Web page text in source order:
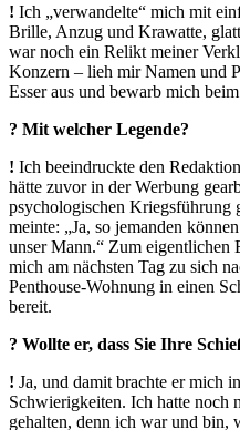
! Ich „verwandelte“ mich mit
Brille, Anzug und Krawatte,
war noch ein Relikt meiner
Konzern – lieh mir Namen und
Esser aus und bewarb mich
? Mit welcher Legende?
! Ich beeindruckte den
hätte zuvor in der Werbung
psychologischen Kriegsführung
meinte: „Ja, so jemanden
unser Mann.“ Zum eigentlichen
mich am nächsten Tag zu sich
Penthouse-Wohnung in einen
bereit.
? Wollte er, dass Sie Ihre
! Ja, und damit brachte er mich
Schwierigkeiten. Ich hatte noch
gehalten, denn ich war und bin,